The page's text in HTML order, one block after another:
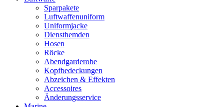
Sparpakete
Luftwaffenuniform
Uniformjacke
Diensthemden
Hosen
Röcke
Abendgarderobe
Kopfbedeckungen
Abzeichen & Effekten
Accessoires
Änderungsservice